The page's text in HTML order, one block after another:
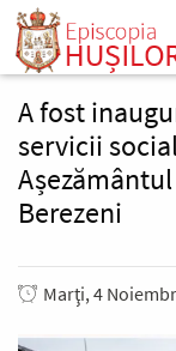
Mergi
conţinutul
principal
A fost
servicii
Berezeni
Marţi, 4